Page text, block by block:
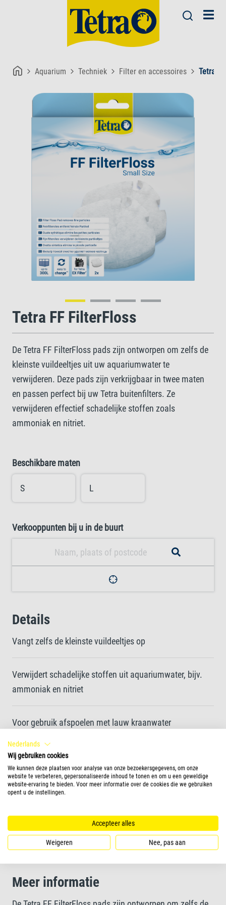
Aquarium Techniek Filter en accessoires Tetra
Tetra FF FilterFloss
De Tetra FF FilterFloss pads zijn ontworpen om zelfs de
kleinste vuildeeltjes uit uw aquariumwater te
verwijderen. Deze pads zijn verkrijgbaar in twee maten
en passen perfect bij uw Tetra buitenfilters. Ze
verwijderen effectief schadelijke stoffen zoals
ammoniak en nitriet.
Beschikbare maten
S L
Verkooppunten bij u in de buurt
Details
Vangt zelfs de kleinste vuildeeltjes op
Verwijdert schadelijke stoffen uit aquariumwater, bijv.
ammoniak en nitriet
Voor gebruik afspoelen met lauw kraanwater
Vervang elke 4 tot 8 weken om de effectiviteit te
behouden
Bruikbaar voor de Tetra EX-filterserie
Meer informatie
Nederlands
Wij gebruiken cookies
We kunnen deze plaatsen voor analyse van onze bezoekersgegevens, om onze
website te verbeteren, gepersonaliseerde inhoud te tonen en om u een geweldige
website-ervaring te bieden. Voor meer informatie over de cookies die we gebruiken
opent u de instellingen.
Accepteer alles
Weigeren Nee, pas aan